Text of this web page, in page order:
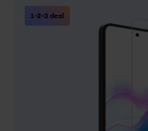
1-2-3 deal